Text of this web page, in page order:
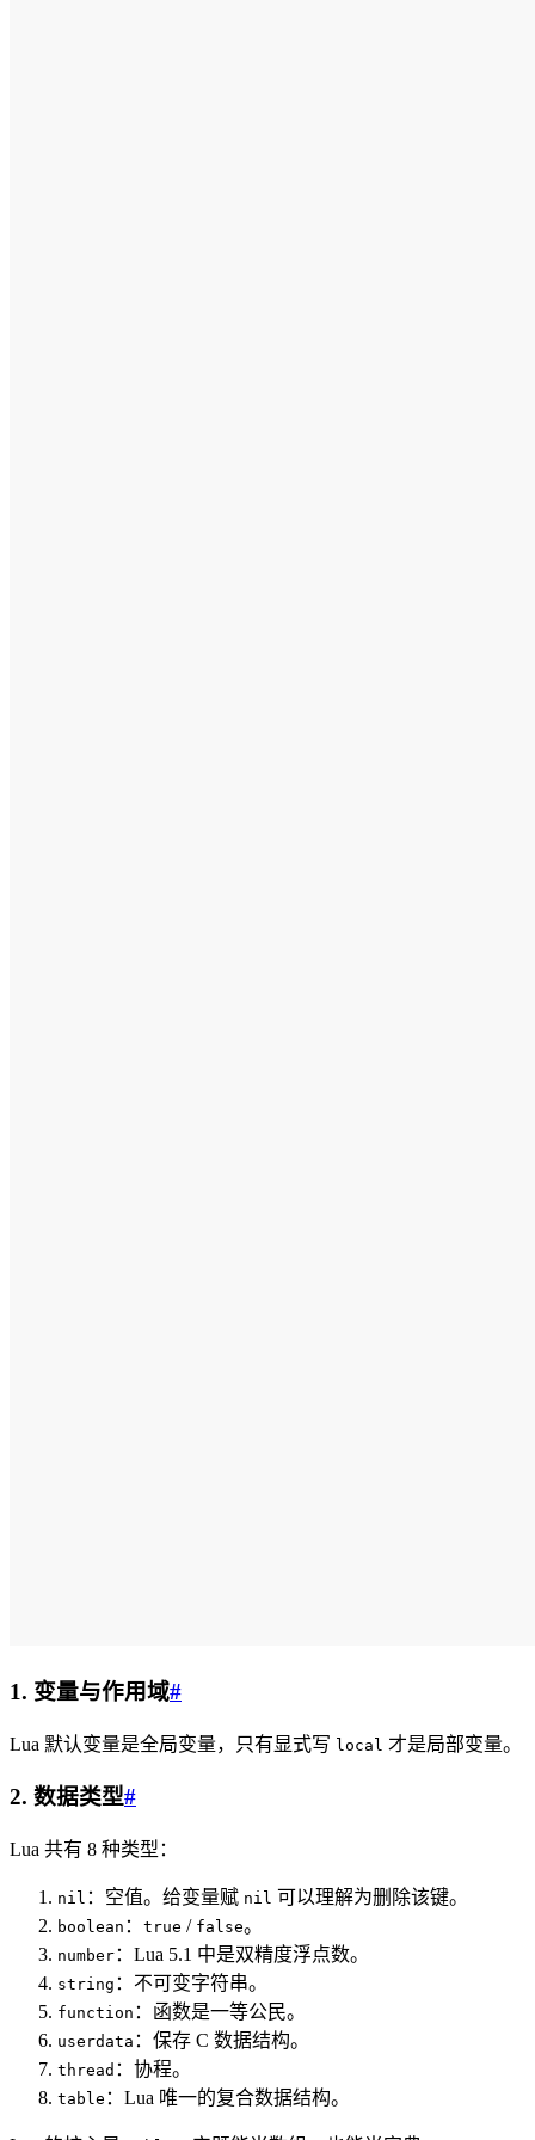
1. 变量与作用域#
Lua 默认变量是全局变量，只有显式写 local 才是局部变量。
2. 数据类型#
Lua 共有 8 种类型：
nil ：空值。给变量赋 nil 可以理解为删除该键。
boolean ： true / false。
number ：Lua 5.1 中是双精度浮点数。
string ：不可变字符串。
function ：函数是一等公民。
userdata ：保存 C 数据结构。
thread ：协程。
table ：Lua 唯一的复合数据结构。